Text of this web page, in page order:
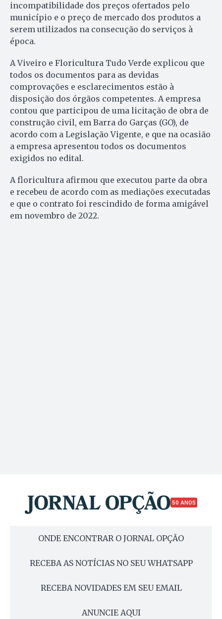
incompatibilidade dos preços ofertados pelo
município e o preço de mercado dos produtos a
serem utilizados na consecução do serviços à
época.
A Viveiro e Floricultura Tudo Verde explicou que
todos os documentos para as devidas
comprovações e esclarecimentos estão à
disposição dos órgãos competentes. A empresa
contou que participou de uma licitação de obra de
construção civil, em Barra do Garças (GO), de
acordo com a Legislação Vigente, e que na ocasião
a empresa apresentou todos os documentos
exigidos no edital.
A floricultura afirmou que executou parte da obra
e recebeu de acordo com as mediações executadas
e que o contrato foi rescindido de forma amigável
em novembro de 2022.
50 ANOS
ONDE ENCONTRAR O JORNAL OPÇÃO
RECEBA AS NOTÍCIAS NO SEU WHATSAPP
RECEBA NOVIDADES EM SEU EMAIL
ANUNCIE AQUI